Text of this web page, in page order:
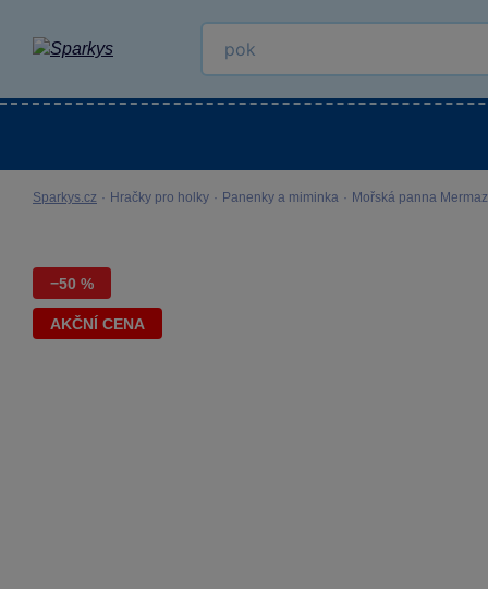
Sparkys.cz · Hračky pro holky · Panenky a miminka · Mořská panna
−50 %
AKČNÍ CENA